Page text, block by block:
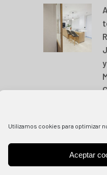
Utilizamos cookies para optimizar
Aceptar